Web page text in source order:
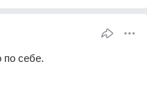
по себе.